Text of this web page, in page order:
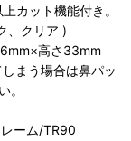
カット機能付き。
、クリア )
高さ33mm
まう場合は鼻パッ
。
ーム/TR90